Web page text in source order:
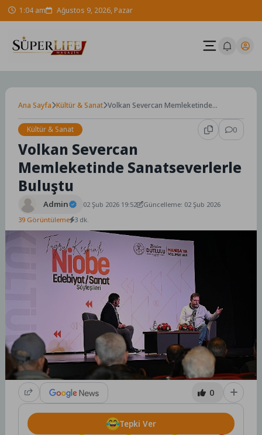
Skip 1:04 am Ağustos 9, 2026, Pazar
Ana Sayfa Kültür & Sanat Volkan Severcan Memleketinde
Kültür & Sanat
0
Volkan Severcan
Memleketinde Sanatseverlerle
Buluştu
Admin 02 Şub 2026 19:52
Güncelleme: 02 Şub 2026
39 Görüntüleme 3 dk.
0
Tepki Ver